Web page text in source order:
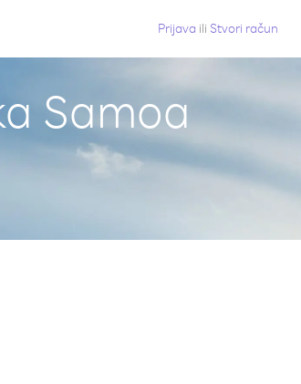
Prijava ili Stvori račun
Samoa